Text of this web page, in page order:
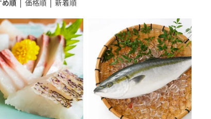
め順| 価格順| 新着順